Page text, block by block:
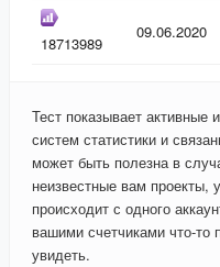
Счётчик
18713989
09.06.2020
Тест показывает активные
систем статистики и
может быть полезна в
неизвестные вам проекты,
происходит с одного
вашими счетчиками что-то
увидеть.